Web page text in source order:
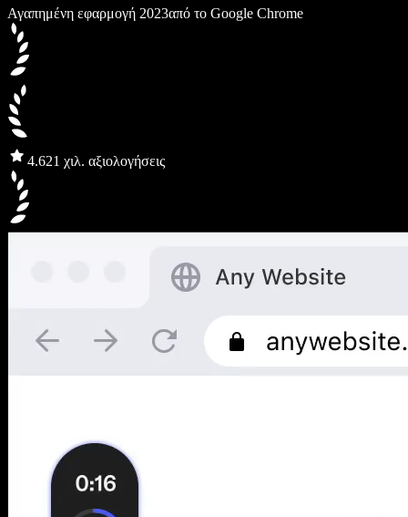
Αγαπημένη εφαρμογή 2023από το Google Chrome
4.621 χιλ. αξιολογήσεις